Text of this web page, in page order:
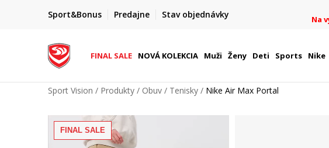
Sport&Bonus Predajne Stav objednávky
DOPRAVA ZADARMO
pri objednaní nad 80 €(neplatí pre Click&Collect)
Na
FINAL SALE NOVÁ KOLEKCIA Muži Ženy Deti Sports Nike
Sport Vision Produkty Obuv Tenisky Nike Air Max Portal
FINAL SALE